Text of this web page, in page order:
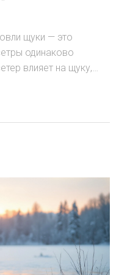
щуки — это
одинаково
влияет на щуку,
узнает, какой
и как изменения
на рыбный